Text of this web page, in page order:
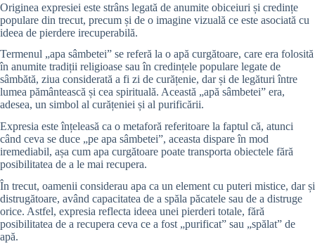
Originea expresiei este strâns legată de anumite obiceiuri și credințe
populare din trecut, precum și de o imagine vizuală ce este asociată cu
ideea de pierdere irecuperabilă.
Termenul „apa sâmbetei” se referă la o apă curgătoare, care era folosită
în anumite tradiții religioase sau în credințele populare legate de
sâmbătă, ziua considerată a fi zi de curățenie, dar și de legături între
lumea pământească și cea spirituală. Această „apă sâmbetei” era,
adesea, un simbol al curățeniei și al purificării.
Expresia este înțeleasă ca o metaforă referitoare la faptul că, atunci
când ceva se duce „pe apa sâmbetei”, aceasta dispare în mod
iremediabil, așa cum apa curgătoare poate transporta obiectele fără
posibilitatea de a le mai recupera.
În trecut, oamenii considerau apa ca un element cu puteri mistice, dar și
distrugătoare, având capacitatea de a spăla păcatele sau de a distruge
orice. Astfel, expresia reflecta ideea unei pierderi totale, fără
posibilitatea de a recupera ceva ce a fost „purificat” sau „spălat” de
apă.